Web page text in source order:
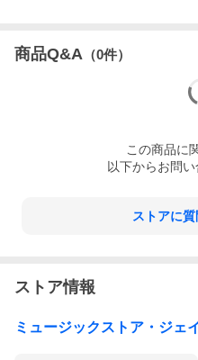
商品Q&A （0件）
この商品に
以下からお問い
ストアに
ストア情報
ミュージックストア・ジェ